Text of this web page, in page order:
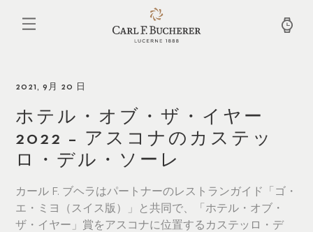
2021, 9月 20 日
ホテル・オブ・ザ・イヤー
2022 – アスコナのカステッ
ロ・デル・ソーレ
カール F. ブヘラはパートナーのレストランガイド「ゴ・
エ・ミヨ（スイス版）」と共同で、「ホテル・オブ・
ザ・イヤー」賞をアスコナに位置するカステッロ・デ